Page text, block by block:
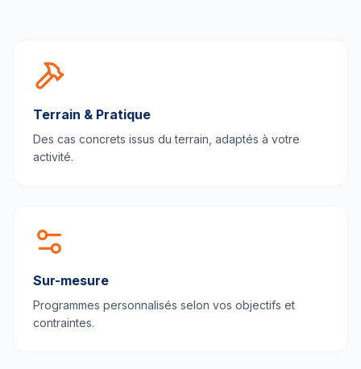
Terrain & Pratique
Des cas concrets issus du terrain, adaptés à votre
activité.
Sur-mesure
Programmes personnalisés selon vos objectifs et
contraintes.